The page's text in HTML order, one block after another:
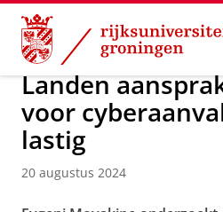
Skip
Content
Skip
Navigation
Over ons Actueel Nieuws
Landen
voor
lastig
20 augustus 2024